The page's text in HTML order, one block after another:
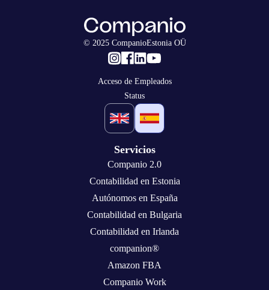
© 2025 CompanioEstonia OÜ
Acceso de Empleados
Status
Servicios
Companio 2.0
Contabilidad en Estonia
Autónomos en España
Contabilidad en Bulgaria
Contabilidad en Irlanda
companion®
Amazon FBA
Companio Work